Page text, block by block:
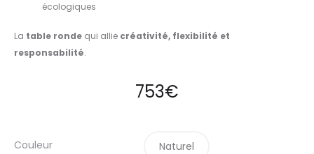
écologiques
La table ronde qui allie créativité, flexibilité et
responsabilité.
753€
Couleur Naturel